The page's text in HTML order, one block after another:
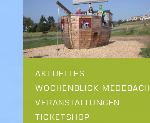
AKTUELLES
WOCHENBLICK MEDEBACH
VERANSTALTUNGEN
TICKETSHOP